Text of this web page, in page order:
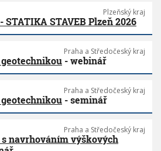
Plzeňský kraj
STAVEB Plzeň 2026
Praha a Středočeský kraj
- webinář
Praha a Středočeský kraj
- seminář
Praha a Středočeský kraj
navrhováním výškových